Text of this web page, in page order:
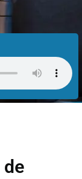
de